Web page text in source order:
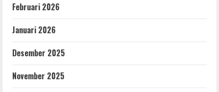
Februari 2026
Januari 2026
Desember 2025
November 2025